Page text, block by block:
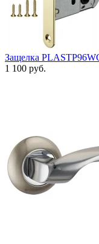
Защелка
1 100 руб.